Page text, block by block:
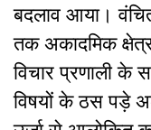
बदलाव आया।
तक अकादमिक
विचार प्रणाली के
विषयों के ठस पड़े